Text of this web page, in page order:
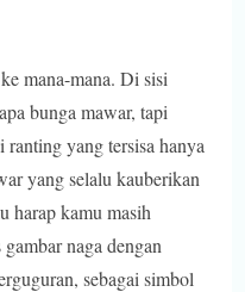
mana-mana. Di sisi
bunga mawar, tapi
yang tersisa hanya
yang selalu kauberikan
harap kamu masih
naga dengan
sebagai simbol